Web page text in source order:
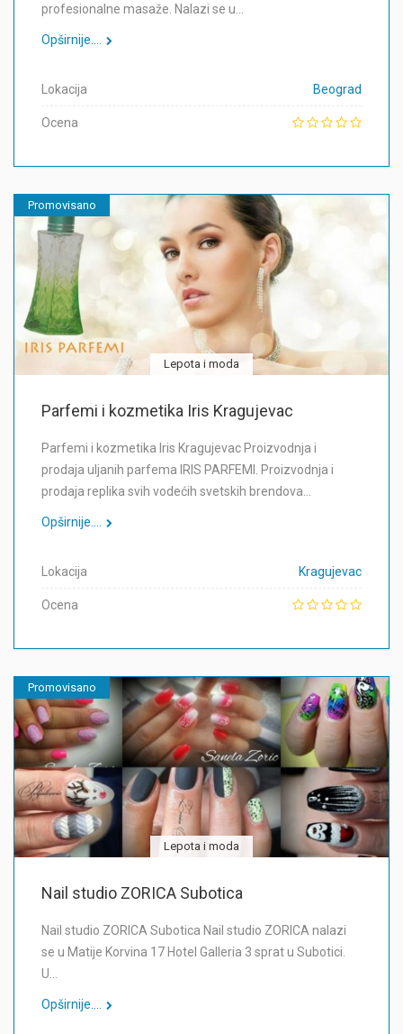
profesionalne masaže. Nalazi se u…
Opširnije....
Lokacija Beograd
Ocena
Promovisano
Lepota i moda
Parfemi i kozmetika Iris Kragujevac
Parfemi i kozmetika Iris Kragujevac Proizvodnja i
prodaja uljanih parfema IRIS PARFEMI. Proizvodnja i
prodaja replika svih vodećih svetskih brendova…
Opširnije....
Lokacija Kragujevac
Ocena
Promovisano
Lepota i moda
Nail studio ZORICA Subotica
Nail studio ZORICA Subotica Nail studio ZORICA nalazi
se u Matije Korvina 17 Hotel Galleria 3 sprat u Subotici.
U…
Opširnije....